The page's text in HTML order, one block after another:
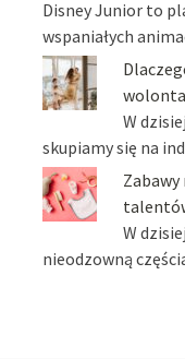
Disney Junior to
wspaniałych
W
skupiamy się na
Zabawy
W
nieodzowną